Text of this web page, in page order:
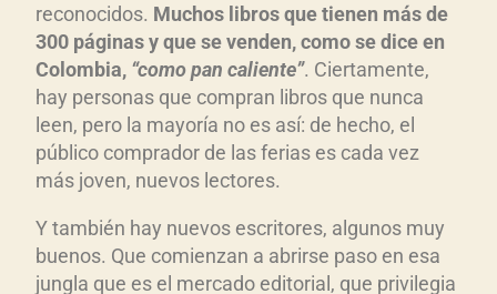
reconocidos. Muchos libros que tienen más de
300 páginas y que se venden, como se dice en
Colombia, “como pan caliente”. Ciertamente,
hay personas que compran libros que nunca
leen, pero la mayoría no es así: de hecho, el
público comprador de las ferias es cada vez
más joven, nuevos lectores.
Y también hay nuevos escritores, algunos muy
buenos. Que comienzan a abrirse paso en esa
jungla que es el mercado editorial, que privilegia